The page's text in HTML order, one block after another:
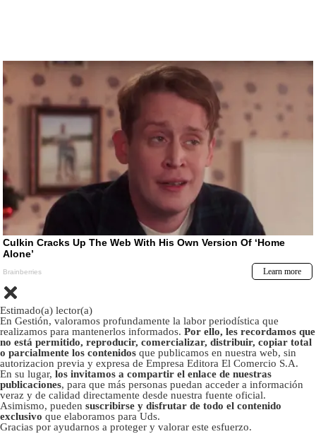
Estimado(a) lector(a)
En Gestión, valoramos profundamente la labor periodística que
realizamos para mantenerlos informados. Por ello, les recordamos que
no está permitido, reproducir, comercializar, distribuir, copiar total
o parcialmente los contenidos que publicamos en nuestra web, sin
autorizacion previa y expresa de Empresa Editora El Comercio S.A.
En su lugar, los invitamos a compartir el enlace de nuestras
publicaciones, para que más personas puedan acceder a información
veraz y de calidad directamente desde nuestra fuente oficial.
Asimismo, pueden suscribirse y disfrutar de todo el contenido
exclusivo que elaboramos para Uds.
Gracias por ayudarnos a proteger y valorar este esfuerzo.